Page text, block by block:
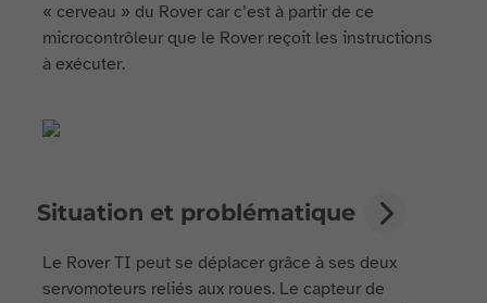
« cerveau » du Rover car c’est à partir de ce
microcontrôleur que le Rover reçoit les instructions
à exécuter.
Situation et problématique
Le Rover TI peut se déplacer grâce à ses deux
servomoteurs reliés aux roues. Le capteur de